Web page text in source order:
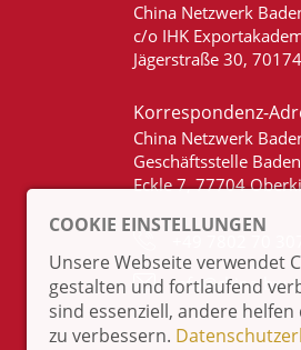
China Netzwerk
c/o IHK
Jägerstraße 30,
Korrespondenz-
China Netzwerk
Geschäftsstelle Baden
Eckle 7, 77704
info@china-
COOKIE EINSTELLUNGEN
Unsere Webseite verwendet
gestalten und fortlaufend
sind essenziell, andere
zu verbessern.